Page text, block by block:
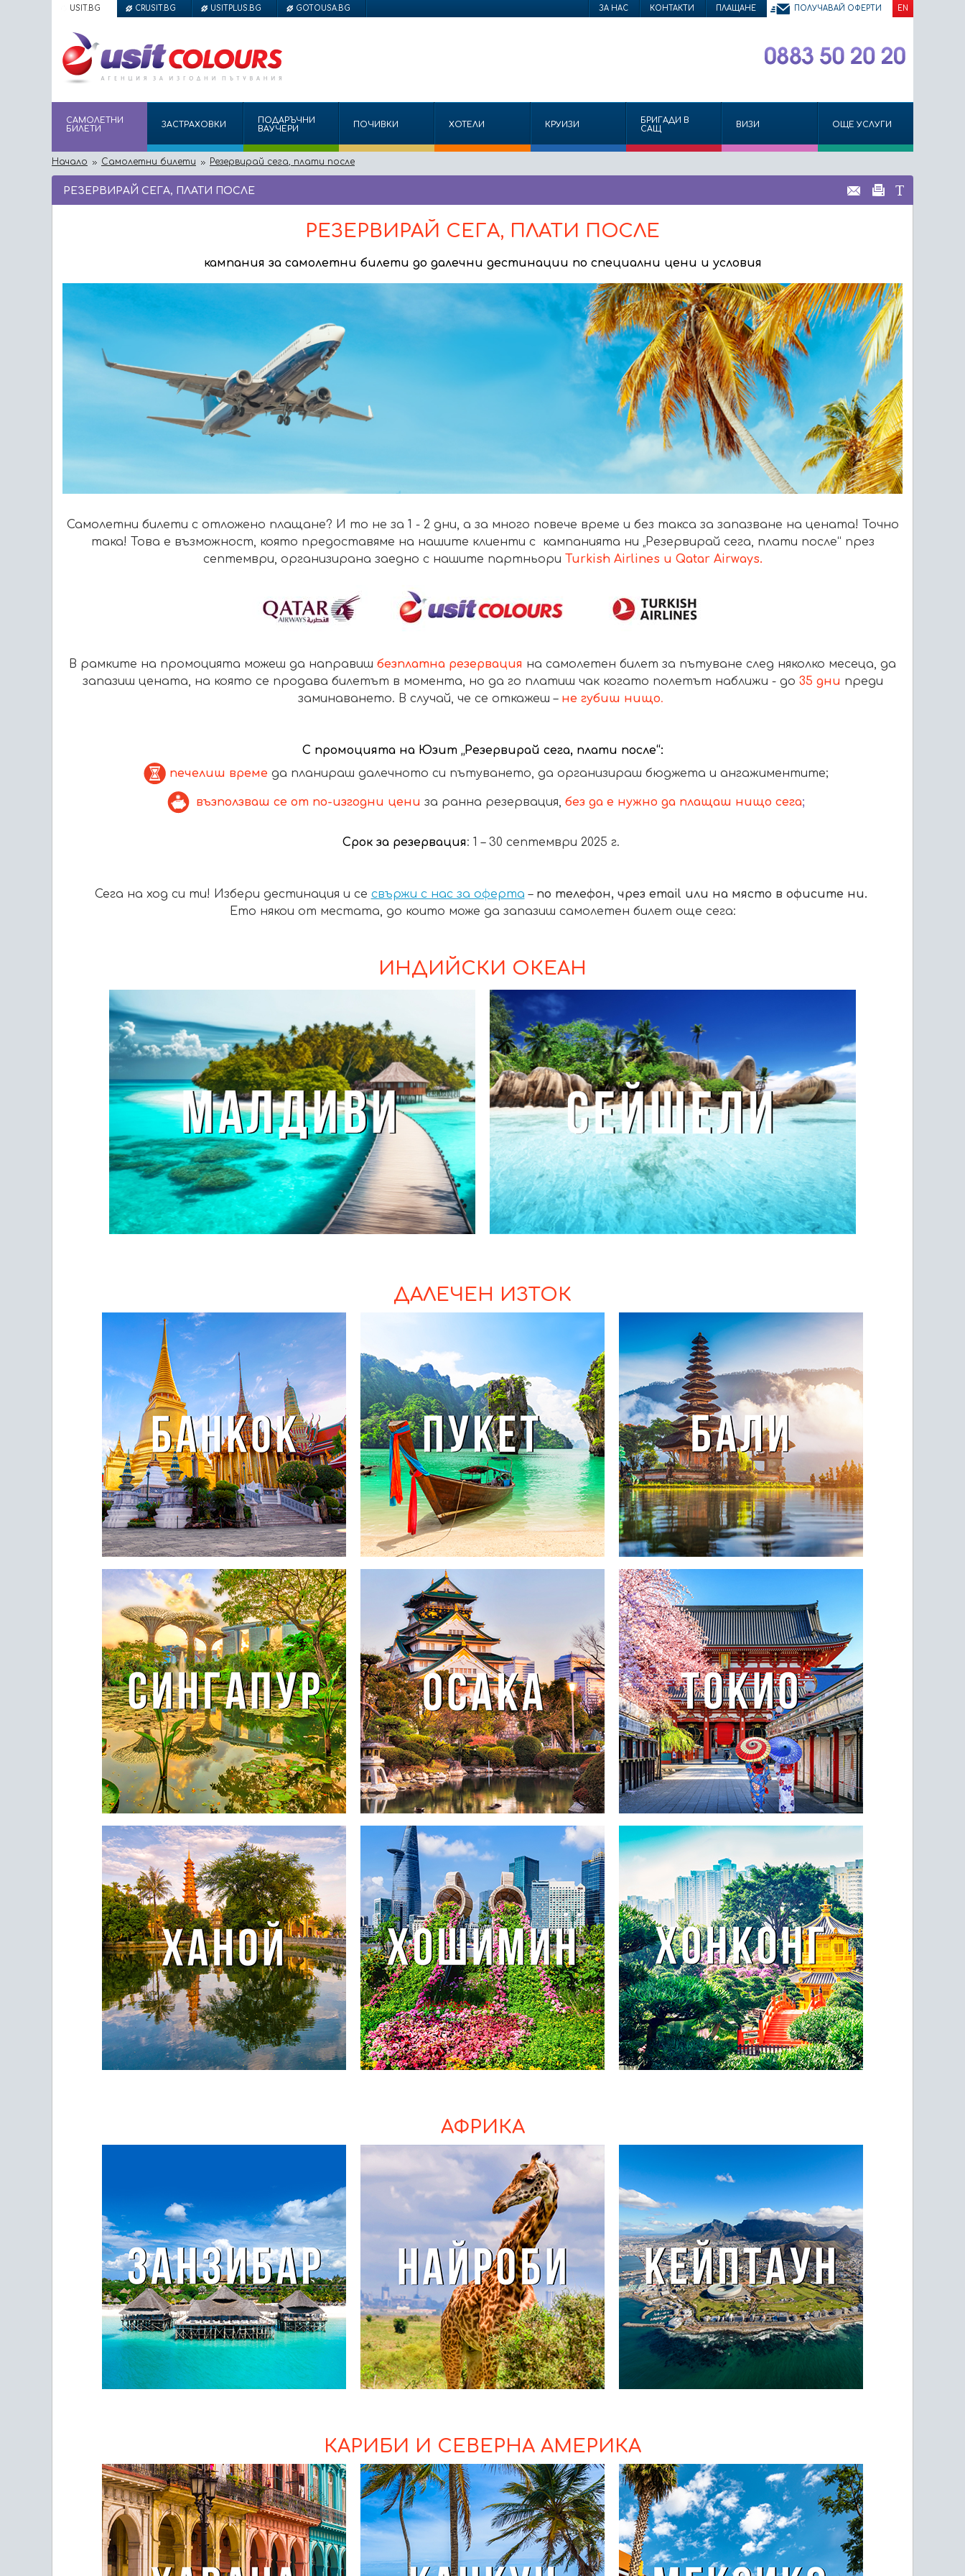
USIT.BG CRUSIT.BG USITPLUS.BG GOTOUSA.BG ЗА НАС КОНТАКТИ ПЛАЩАНЕ ПОЛУЧАВАЙ ОФЕРТИ EN
САМОЛЕТНИ
БИЛЕТИ
ЗАСТРАХОВКИ
ПОДАРЪЧНИ
ВАУЧЕРИ
ПОЧИВКИ ХОТЕЛИ КРУИЗИ
БРИГАДИ В
САЩ
ВИЗИ ОЩЕ УСЛУГИ
Начало Самолетни билети Резервирай сега, плати пoсле
РЕЗЕРВИРАЙ СЕГА, ПЛАТИ ПOСЛЕ
РЕЗЕРВИРАЙ СЕГА, ПЛАТИ ПОСЛЕ
кампания за самолетни билети до далечни дестинации по специални цени и условия
Самолетни билети с отложено плащане? И то не за 1 - 2 дни, а за много повече време и без такса за запазване на цената! Точно
така! Това е възможност, която предоставяме на нашите клиенти с кампанията ни „Резервирай сега, плати после“ през
септември, организирана заедно с нашите партньори Turkish Airlines и Qatar Airways.
В рамките на промоцията можеш да направиш безплатна резервация на самолетен билет за пътуване след няколко месеца, да
запазиш цената, на която се продава билетът в момента, но да го платиш чак когато полетът наближи - до 35 дни преди
заминаването. В случай, че се откажеш – не губиш нищо.
С промоцията на Юзит „Резервирай сега, плати после“:
печелиш време да планираш далечното си пътуването, да организираш бюджета и ангажиментите;
възползваш се от по-изгодни цени за ранна резервация, без да е нужно да плащаш нищо сега;
Срок за резервация: 1 – 30 септември 2025 г.
Сега на ход си ти! Избери дестинация и се свържи с нас за оферта – по телефон, чрез email или на място в офисите ни.
Ето някои от местата, до които може да запазиш самолетен билет още сега:
ИНДИЙСКИ ОКЕАН
ДАЛЕЧЕН ИЗТОК
АФРИКА
КАРИБИ И СЕВЕРНА АМЕРИКА